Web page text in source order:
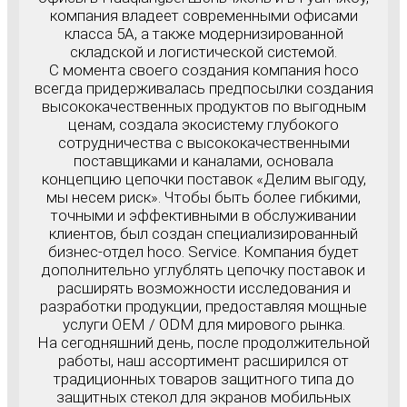
компания владеет современными офисами
класса 5A, а также модернизированной
складской и логистической системой.
С момента своего создания компания hoco
всегда придерживалась предпосылки создания
высококачественных продуктов по выгодным
ценам, создала экосистему глубокого
сотрудничества с высококачественными
поставщиками и каналами, основала
концепцию цепочки поставок «Делим выгоду,
мы несем риск». Чтобы быть более гибкими,
точными и эффективными в обслуживании
клиентов, был создан специализированный
бизнес-отдел hoco. Service. Компания будет
дополнительно углублять цепочку поставок и
расширять возможности исследования и
разработки продукции, предоставляя мощные
услуги OEM / ODM для мирового рынка.
На сегодняшний день, после продолжительной
работы, наш ассортимент расширился от
традиционных товаров защитного типа до
защитных стекол для экранов мобильных